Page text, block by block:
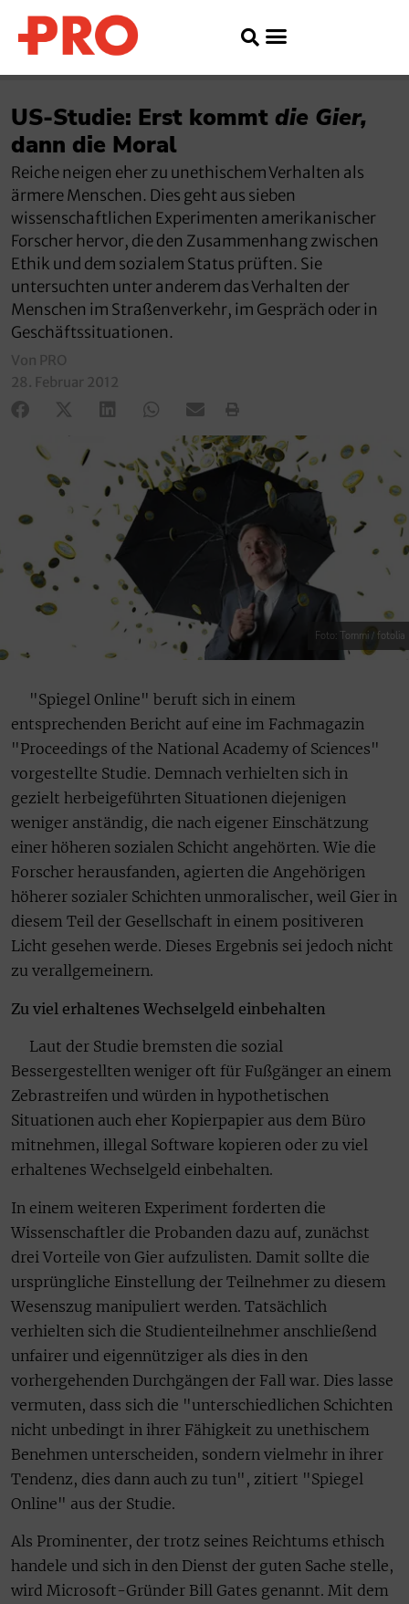
US-Studie: Erst kommt die Gier,
dann die Moral
Reiche neigen eher zu unethischem Verhalten als
ärmere Menschen. Dies geht aus sieben
wissenschaftlichen Experimenten amerikanischer
Forscher hervor, die den Zusammenhang zwischen
Ethik und dem sozialem Status prüften. Sie
untersuchten unter anderem das Verhalten der
Menschen im Straßenverkehr, im Gespräch oder in
Geschäftssituationen.
Von PRO
28. Februar 2012
Foto: Tommi / fotolia
"Spiegel Online" beruft sich in einem
entsprechenden Bericht auf eine im Fachmagazin
"Proceedings of the National Academy of Sciences"
vorgestellte Studie. Demnach verhielten sich in
gezielt herbeigeführten Situationen diejenigen
weniger anständig, die nach eigener Einschätzung
einer höheren sozialen Schicht angehörten. Wie die
Forscher herausfanden, agierten die Angehörigen
höherer sozialer Schichten unmoralischer, weil Gier in
diesem Teil der Gesellschaft in einem positiveren
Licht gesehen werde. Dieses Ergebnis sei jedoch nicht
zu verallgemeinern.
Zu viel erhaltenes Wechselgeld einbehalten
Laut der Studie bremsten die sozial
Bessergestellten weniger oft für Fußgänger an einem
Zebrastreifen und würden in hypothetischen
Situationen auch eher Kopierpapier aus dem Büro
mitnehmen, illegal Software kopieren oder zu viel
erhaltenes Wechselgeld einbehalten.
In einem weiteren Experiment forderten die
Wissenschaftler die Probanden dazu auf, zunächst
drei Vorteile von Gier aufzulisten. Damit sollte die
ursprüngliche Einstellung der Teilnehmer zu diesem
Wesenszug manipuliert werden. Tatsächlich
verhielten sich die Studienteilnehmer anschließend
unfairer und eigennütziger als dies in den
vorhergehenden Durchgängen der Fall war. Dies lasse
vermuten, dass sich die "unterschiedlichen Schichten
nicht unbedingt in ihrer Fähigkeit zu unethischem
Benehmen unterscheiden, sondern vielmehr in ihrer
Tendenz, dies dann auch zu tun", zitiert "Spiegel
Online" aus der Studie.
Als Prominenter, der trotz seines Reichtums ethisch
handele und sich in den Dienst der guten Sache stelle,
wird Microsoft-Gründer Bill Gates genannt. Mit dem